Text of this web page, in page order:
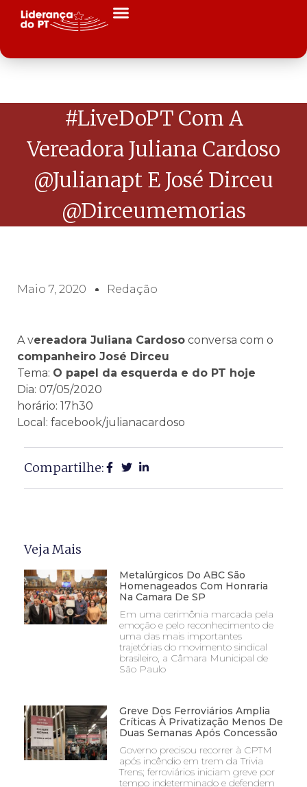
#LiveDoPT Com A
Vereadora Juliana Cardoso
@julianapt E José Dirceu
@Dirceumemorias
Maio 7, 2020 Redação
A vereadora Juliana Cardoso conversa com o
companheiro José Dirceu
Tema: O papel da esquerda e do PT hoje
Dia: 07/05/2020
horário: 17h30
Local: facebook/julianacardoso
Compartilhe:
Veja Mais
Metalúrgicos Do ABC São
Homenageados Com Honraria
Na Camara De SP
Em uma cerimônia marcada pela
emoção e pelo reconhecimento de
uma das mais importantes
trajetórias do movimento sindical
brasileiro, a Câmara Municipal de
São Paulo
Greve Dos Ferroviários Amplia
Críticas À Privatização Menos De
Duas Semanas Após Concessão
Governo precisou recorrer à CPTM
após incêndio em trem da Trivia
Trens; ferroviários iniciam greve por
tempo indeterminado e defendem